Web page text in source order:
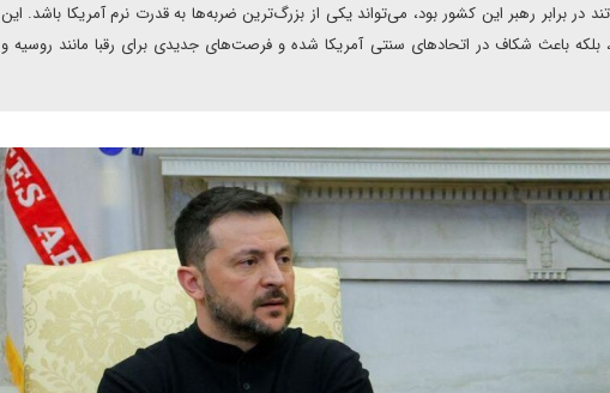
برابر رهبر این کشور بود، می‌تواند یکی از بزرگ‌ترین ضربه‌ها به قدرت نرم آمریکا باشد. این
بلکه باعث شکاف در اتحادهای سنتی آمریکا شده و فرصت‌های جدیدی برای رقبا مانند روسیه و